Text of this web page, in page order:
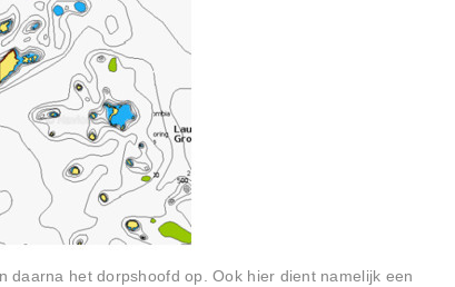
daarna het dorpshoofd op. Ook hier dient namelijk een